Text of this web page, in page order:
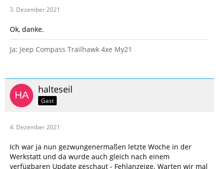
3. Dezember 2021
Ok, danke.
Ja: Jeep Compass Trailhawk 4xe My21
halteseil
Gast
4. Dezember 2021
Ich war ja nun gezwungenermaßen letzte Woche in der
Werkstatt und da wurde auch gleich nach einem
verfügbaren Update geschaut - Fehlanzeige. Warten wir mal